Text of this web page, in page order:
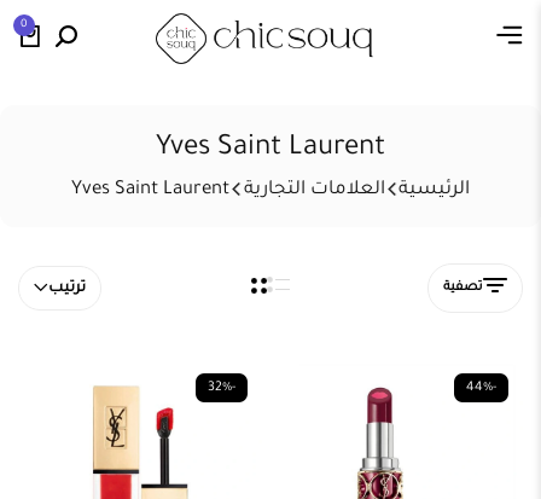
0
Yves Saint Laurent
الرئيسية العلامات التجارية Yves Saint Laurent
تصفية ترتيب
-44%
-32%